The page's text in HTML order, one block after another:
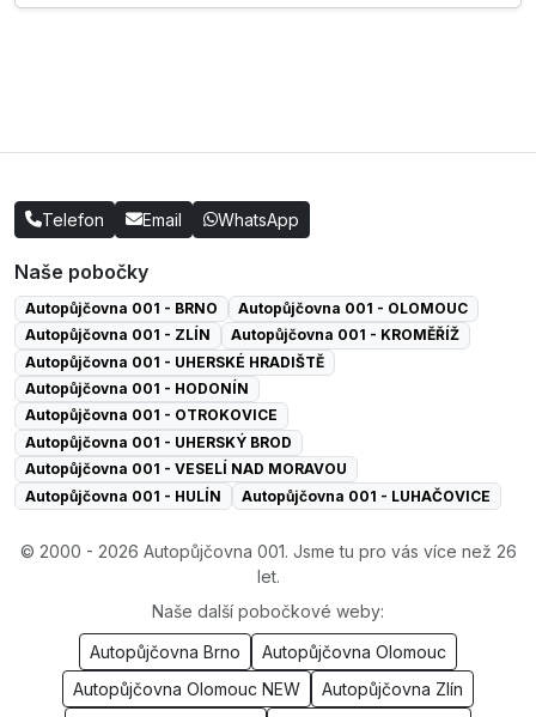
Telefon Email WhatsApp
Naše pobočky
Autopůjčovna 001 - BRNO
Autopůjčovna 001 - OLOMOUC
Autopůjčovna 001 - ZLÍN
Autopůjčovna 001 - KROMĚŘÍŽ
Autopůjčovna 001 - UHERSKÉ HRADIŠTĚ
Autopůjčovna 001 - HODONÍN
Autopůjčovna 001 - OTROKOVICE
Autopůjčovna 001 - UHERSKÝ BROD
Autopůjčovna 001 - VESELÍ NAD MORAVOU
Autopůjčovna 001 - HULÍN
Autopůjčovna 001 - LUHAČOVICE
© 2000 - 2026 Autopůjčovna 001. Jsme tu pro vás více než 26
let.
Naše další pobočkové weby:
Autopůjčovna Brno
Autopůjčovna Olomouc
Autopůjčovna Olomouc NEW
Autopůjčovna Zlín